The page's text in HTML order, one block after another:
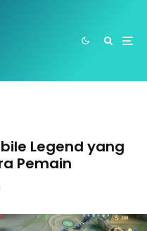
Legend yang
Pemain